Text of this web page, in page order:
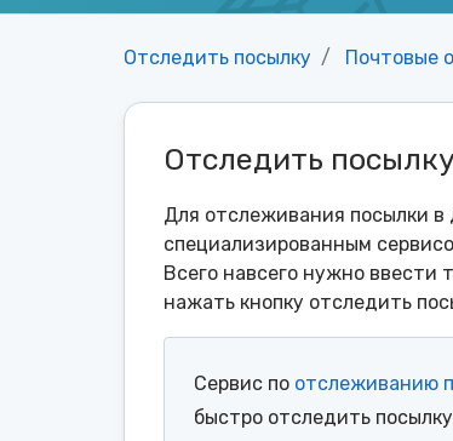
Отследить посылку Почтовые
Отследить
Для отслеживания посылки в
специализированным
Всего навсего нужно ввести
нажать кнопку отследить
Сервис по отслеживанию
быстро отследить